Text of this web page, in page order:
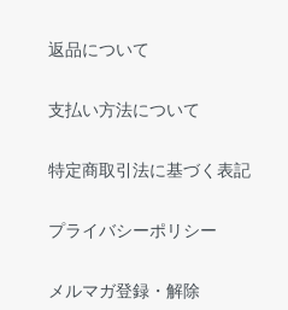
返品について
支払い方法について
特定商取引法に基づく表記
プライバシーポリシー
メルマガ登録・解除